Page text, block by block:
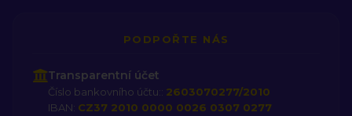
PODPOŘTE NÁS
Transparentní účet
Číslo bankovního účtu:: 2603070277/2010
IBAN: CZ37 2010 0000 0026 0307 0277